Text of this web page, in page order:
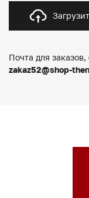
Почта для
zakaz52@shop-